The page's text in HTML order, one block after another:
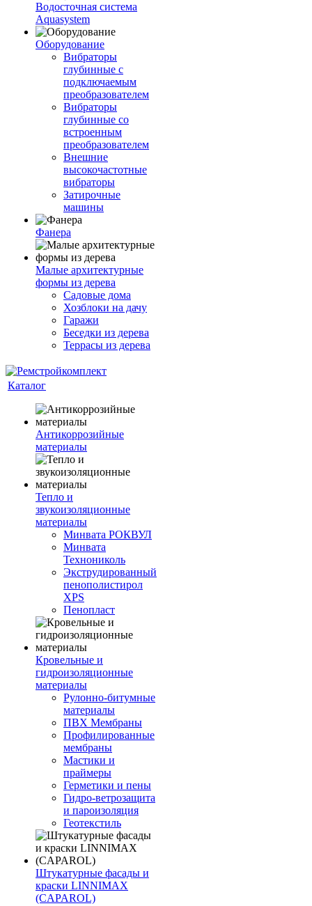
Водосточная система
Aquasystem
Оборудование
Вибраторы
глубинные с
подключаемым
преобразователем
Вибраторы
глубинные со
встроенным
преобразователем
Внешние
высокочастотные
вибраторы
Затирочные
машины
Фанера
Малые архитектурные
формы из дерева
Садовые дома
Хозблоки на дачу
Гаражи
Беседки из дерева
Террасы из дерева
Каталог
Антикоррозийные
материалы
Тепло и
звукоизоляционные
материалы
Минвата РОКВУЛ
Минвата
Технониколь
Экструдированный
пенополистирол
XPS
Пенопласт
Кровельные и
гидроизоляционные
материалы
Рулонно-битумные
материалы
ПВХ Мембраны
Профилированные
мембраны
Мастики и
праймеры
Герметики и пены
Гидро-ветрозащита
и пароизоляция
Геотекстиль
Штукатурные фасады и
краски LINNIMAX
(CAPAROL)